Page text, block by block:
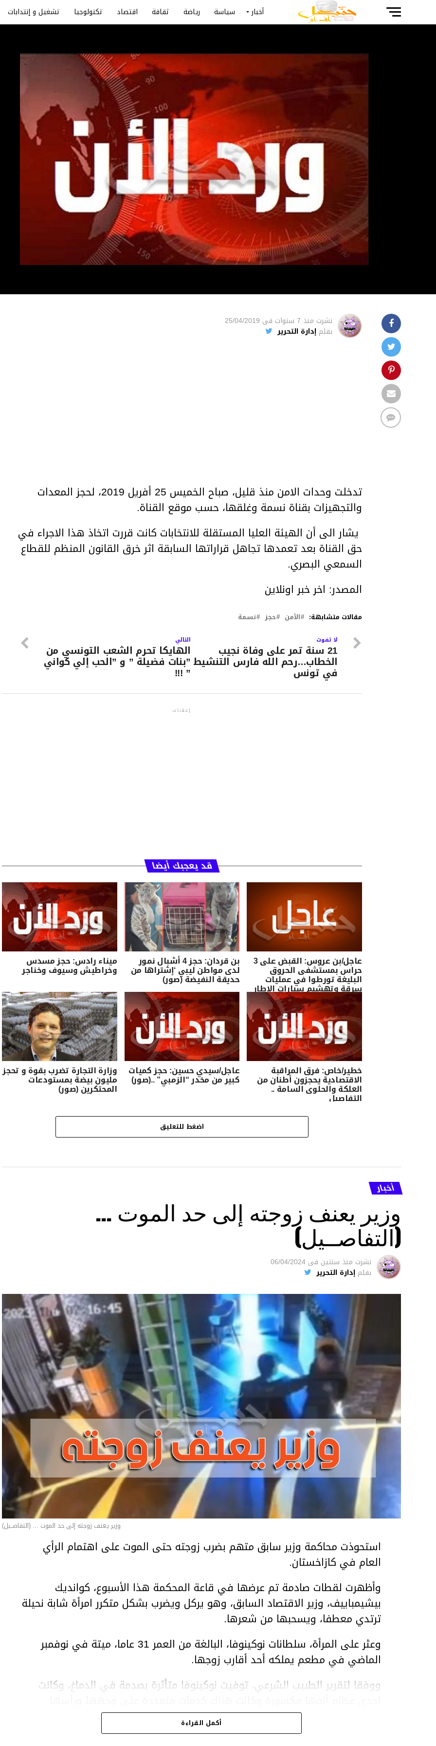
أخبار سياسة رياضة ثقافة اقتصاد تكنولوجيا تشغيل و إنتدابات
نشرت منذ 7 سنوات فى 25/04/2019
بقلم إدارة التحرير
تدخلت وحدات الامن منذ قليل، صباح الخميس 25 أفريل 2019، لحجز المعدات
والتجهيزات بقناة نسمة وغلقها، حسب موقع القناة.
يشار الى أن الهيئة العليا المستقلة للانتخابات كانت قررت اتخاذ هذا الاجراء في
حق القناة بعد تعمدها تجاهل قراراتها السابقة اثر خرق القانون المنظم للقطاع
السمعي البصري.
المصدر: اخر خبر اونلاين
مقالات متشابهة: الأمن حجز نسمة
التالي
الهايكا تحرم الشعب التونسي من
”بنات فضيلة ” و ”الحب إلي كواني
” !!!
لا تفوت
21 سنة تمر على وفاة نجيب
الخطاب…رحم الله فارس التنشيط
في تونس
إعلانات
قد يعجبك أيضا
عاجل/بن عروس: القبض على 3
حراس بمستشفى الحروق
البليغة تورطوا في عمليات
سرقة وتهشيم سيارات الاطار
الطبي والشبه الطبي
بن قردان: حجز 4 أشبال نمور
لدى مواطن ليبي ‘إشتراها من
حديقة النفيضة (صور)
ميناء رادس: حجز مسدس
وخراطيش وسيوف وخناجر
خطير/خاص: فرق المراقبة
الاقتصادية يحجزون أطنان من
العلكة والحلوى السامة ..
التفاصيل
عاجل/سيدي حسين: حجز كميات
كبير من مخدر “الزمبي” ..(صور)
وزارة التجارة تضرب بقوة و تحجز
مليون بيضة بمستودعات
المحتكرين (صور)
اضغط للتعليق
أخبار
وزير يعنف زوجته إلى حد الموت …
(التفاصــيل)
نشرت منذ سنتين فى 06/04/2024
بقلم إدارة التحرير
وزير يعنف زوجته إلى حد الموت ... (التفاصــيل)
استحوذت محاكمة وزير سابق متهم بضرب زوجته حتى الموت على اهتمام الرأي
العام في كازاخستان.
وأظهرت لقطات صادمة تم عرضها في قاعة المحكمة هذا الأسبوع، كوانديك
بيشيمباييف، وزير الاقتصاد السابق، وهو يركل ويضرب بشكل متكرر امرأة شابة نحيلة
ترتدي معطفا، ويسحبها من شعرها.
وعثر على المرأة، سلطانات نوكينوفا، البالغة من العمر 31 عاما، ميتة في نوفمبر
الماضي في مطعم يملكه أحد أقارب زوجها.
ووفقا لتقرير الطبيب الشرعي، توفيت نوكينوفا متأثرة بصدمة في الدماغ، وكانت
أكمل القراءة